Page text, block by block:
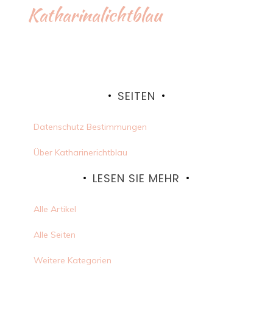
Katharinalichtblau
SEITEN
Datenschutz Bestimmungen
Über Katharinerichtblau
LESEN SIE MEHR
Alle Artikel
Alle Seiten
Weitere Kategorien